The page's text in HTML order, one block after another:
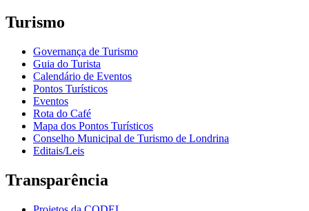
Turismo
Governança de Turismo
Guia do Turista
Calendário de Eventos
Pontos Turísticos
Eventos
Rota do Café
Mapa dos Pontos Turísticos
Conselho Municipal de Turismo de Londrina
Editais/Leis
Transparência